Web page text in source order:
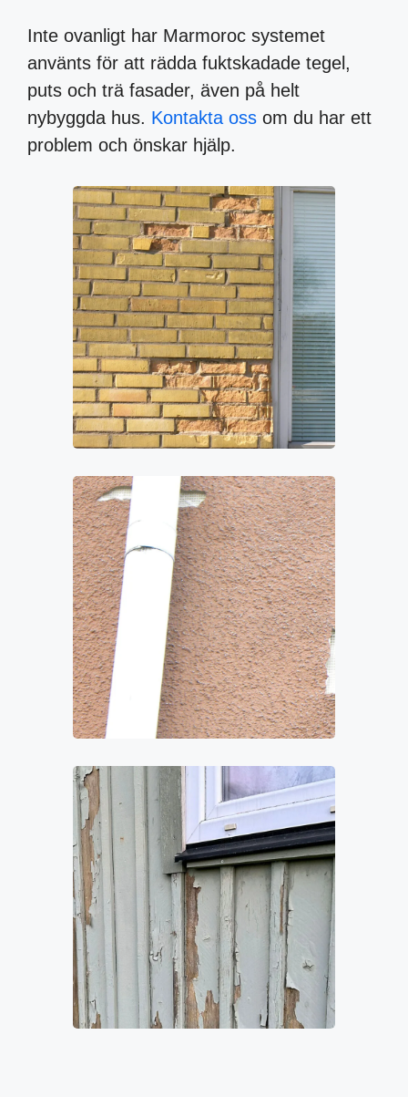
Inte ovanligt har Marmoroc systemet
använts för att rädda fuktskadade tegel,
puts och trä fasader, även på helt
nybyggda hus. Kontakta oss om du har ett
problem och önskar hjälp.